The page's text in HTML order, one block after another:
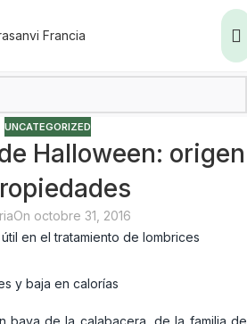
UNCATEGORIZED
Halloween: origen
On octobre 31, 2016
y baja en calorías
baya de la calabacera, de la familia de